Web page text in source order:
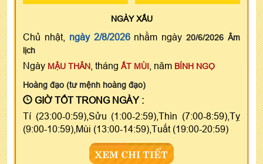
NGÀYXẤU
Chủ nhật, ngày 2/8/2026nhằm ngày20/6/2026 Âm
lịch
Ngày MẬU THÂN , tháng ẤT MÙI , năm BÍNH NGỌ
Hoàng đạo (tư mệnh hoàng đạo)
GIỜ TỐT TRONG NGÀY :
Tí (23:00-0:59),Sửu (1:00-2:59),Thìn (7:00-8:59),Tỵ
(9:00-10:59),Mùi (13:00-14:59),Tuất (19:00-20:59)
XEM CHI TIẾT